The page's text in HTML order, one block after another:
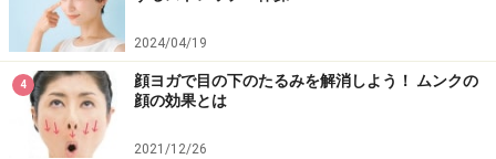
※記事内容は執筆時点のものです。最新の内容をご確認くださ
い。
※個人の体質、また、誤った方法による実践に起因して肌荒れや
不調を引き起こす場合があります。実践の際には、必ず自身の体
質及び健康状態を十分に考慮し、正しい方法で行ってください。
また、全ての方への有効性を保証するものではありません。
2024/04/19
4
顔ヨガで目の下のたるみを解消しよう！ ムンクの
顔の効果とは
2021/12/26